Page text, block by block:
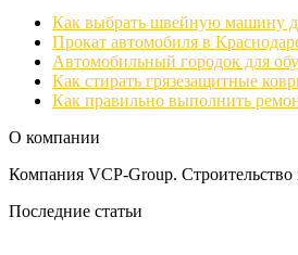
Как выбрать швейную машину
Прокат автомобиля в
Автомобильный городок для
Как стирать грязезащитные
Как правильно выполнить
О компании
Компания VCP-Group.
Последние статьи